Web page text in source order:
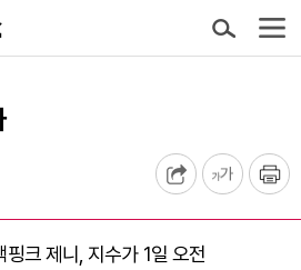
크 제니, 지수가 1일 오전